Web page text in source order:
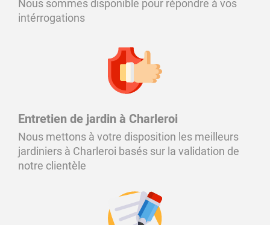
Nous sommes disponible pour répondre à vos
intérrogations
Entretien de jardin à Charleroi
Nous mettons à votre disposition les meilleurs
jardiniers à Charleroi basés sur la validation de
notre clientèle